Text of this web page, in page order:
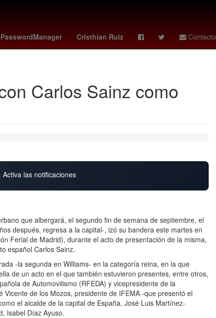
PasswordManager Cristhian Ruiz Contacto
Superior de Justicia de la Ciudad de México
Mercurio
Carlos Sainz como
las notificaciones
que albergará, el segundo fin de semana de septiembre, el
después, regresa a la capital-, izó su bandera este martes en
Ferial de Madrid), durante el acto de presentación de la misma,
español Carlos Sainz.
-la segunda en Williams- en la categoría reina, en la que
de un acto en el que también estuvieron presentes, entre otros,
de Automovilismo (RFEDA) y vicepresidente de la
de los Mozos, presidente de IFEMA -que presentó el
el alcalde de la capital de España, José Luis Martínez-
Isabel Díaz Ayuso.